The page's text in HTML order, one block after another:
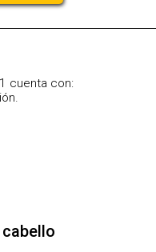
cuenta con: